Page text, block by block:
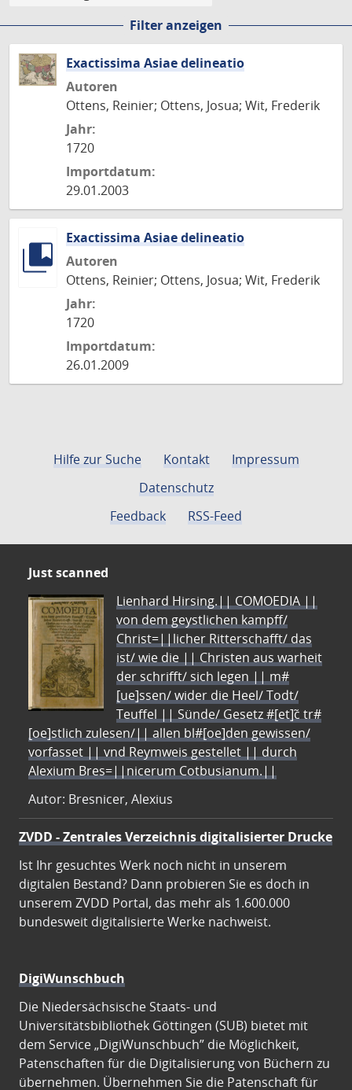
Filter anzeigen
Exactissima Asiae delineatio
Autoren
Ottens, Reinier; Ottens, Josua; Wit, Frederik
Jahr:
1720
Importdatum:
29.01.2003
Exactissima Asiae delineatio
Autoren
Ottens, Reinier; Ottens, Josua; Wit, Frederik
Jahr:
1720
Importdatum:
26.01.2009
Hilfe zur Suche Kontakt
Impressum
Datenschutz
Feedback
RSS-Feed
Just scanned
Lienhard Hirsing.|| COMOEDIA ||
von dem geystlichen kampff/
Christ=||licher Ritterschafft/ das
ist/ wie die || Christen aus warheit
der schrifft/ sich legen || m#
[ue]ssen/ wider die Heel/ Todt/
Teuffel || Sünde/ Gesetz #[et]c̃ tr#
[oe]stlich zulesen/|| allen bl#[oe]den gewissen/
vorfasset || vnd Reymweis gestellet || durch
Alexium Bres=||nicerum Cotbusianum.||
Autor: Bresnicer, Alexius
ZVDD - Zentrales Verzeichnis digitalisierter Drucke
Ist Ihr gesuchtes Werk noch nicht in unserem
digitalen Bestand? Dann probieren Sie es doch in
unserem ZVDD Portal, das mehr als 1.600.000
bundesweit digitalisierte Werke nachweist.
DigiWunschbuch
Die Niedersächsische Staats- und
Universitätsbibliothek Göttingen (SUB) bietet mit
dem Service „DigiWunschbuch” die Möglichkeit,
Patenschaften für die Digitalisierung von Büchern zu
übernehmen. Übernehmen Sie die Patenschaft für